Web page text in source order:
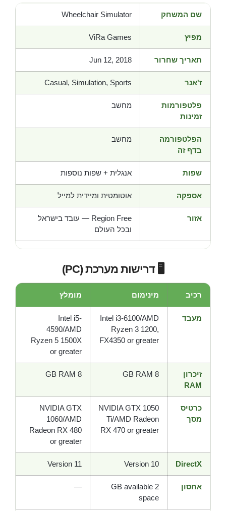
שם המשחק Wheelchair Simulator
מפיץ ViRa Games
תאריך שחרור Jun 12, 2018
ז'אנר Casual, Simulation, Sports
פלטפורמות
זמינות
מחשב
הפלטפורמה
בדף זה
מחשב
שפות אנגלית + שפות נוספות
אספקה אוטומטית ומיידית למייל
אזור
Region Free — עובד בישראל
ובכל העולם
🖥️ דרישות מערכת (PC)
רכיב מינימום מומלץ
מעבד
Intel i3-6100/AMD
Ryzen 3 1200,
FX4350 or greater
Intel i5-
4590/AMD
Ryzen 5 1500X
or greater
זיכרון
RAM
8 GB RAM
8 GB RAM
כרטיס
מסך
NVIDIA GTX 1050
Ti/AMD Radeon
RX 470 or greater
NVIDIA GTX
1060/AMD
Radeon RX 480
or greater
DirectX
Version 10
Version 11
אחסון
2 GB available
space
—